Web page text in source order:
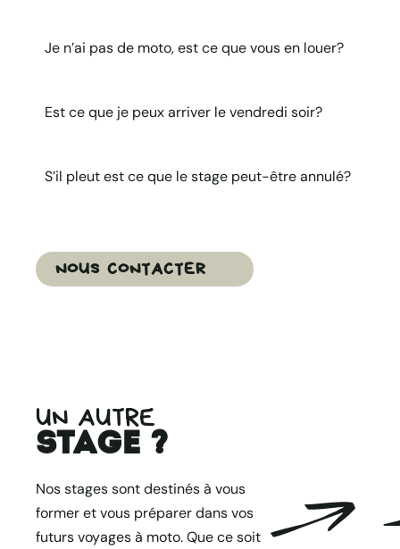
Je n’ai pas de moto, est ce que vous en louer?
Est ce que je peux arriver le vendredi soir?
S’il pleut est ce que le stage peut-être annulé?
NOUS CONTACTER
UN AUTRE
stage ?
Nos stages sont destinés à vous
former et vous préparer dans vos
futurs voyages à moto. Que ce soit